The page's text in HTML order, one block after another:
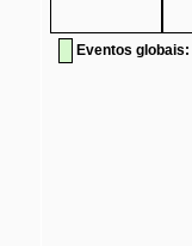
Eventos globais: